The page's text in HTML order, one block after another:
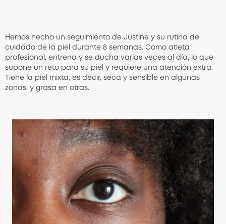
Hemos hecho un seguimiento de Justine y su rutina de
cuidado de la piel durante 8 semanas. Como atleta
profesional, entrena y se ducha varias veces al día, lo que
supone un reto para su piel y requiere una atención extra.
Tiene la piel mixta, es decir, seca y sensible en algunas
zonas, y grasa en otras.